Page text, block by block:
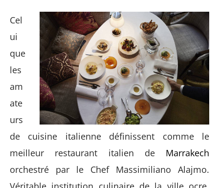
Cel
ui
que
les
am
ate
urs
de cuisine italienne définissent comme le
meilleur restaurant italien de Marrakech
orchestré par le Chef Massimiliano Alajmo.